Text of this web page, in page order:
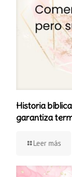
Historia
garantiza
Leer más